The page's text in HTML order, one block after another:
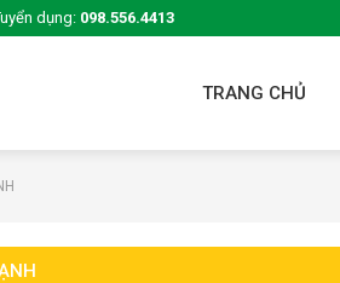
dụng: 098.556.4413
TRANG CHỦ